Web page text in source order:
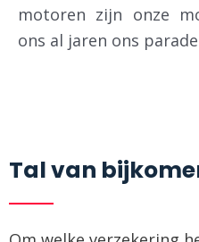
motoren zijn onze
ons al jaren ons
Tal van